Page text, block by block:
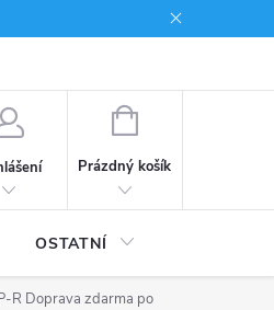
NÁKUPNÍ
Prázdný košík
OSTATNÍ
R Doprava zdarma po